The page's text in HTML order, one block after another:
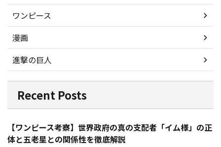
ワンピース
漫画
進撃の巨人
Recent Posts
【ワンピース考察】世界政府の真の支配者「イム様」の正
体と五老星との関係性を徹底解説